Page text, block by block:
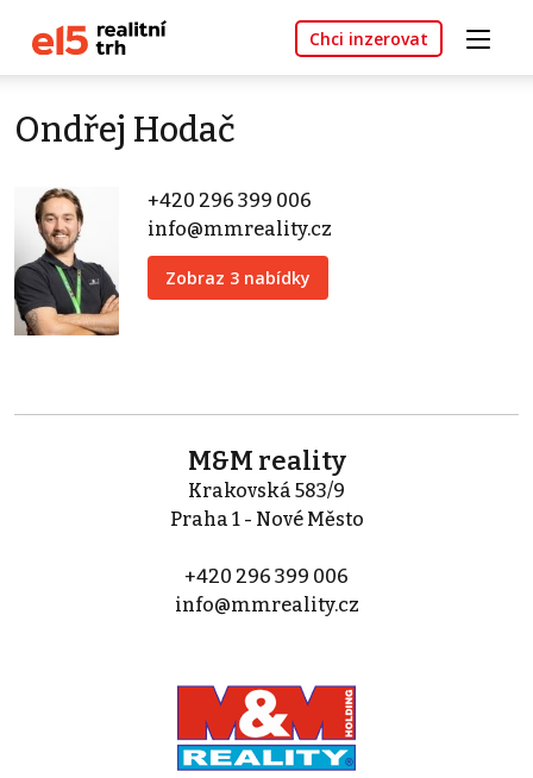
Chci inzerovat
Ondřej Hodač
+420 296 399 006
info@mmreality.cz
Zobraz 3 nabídky
M&M reality
Krakovská 583/9
Praha 1 - Nové Město
+420 296 399 006
info@mmreality.cz